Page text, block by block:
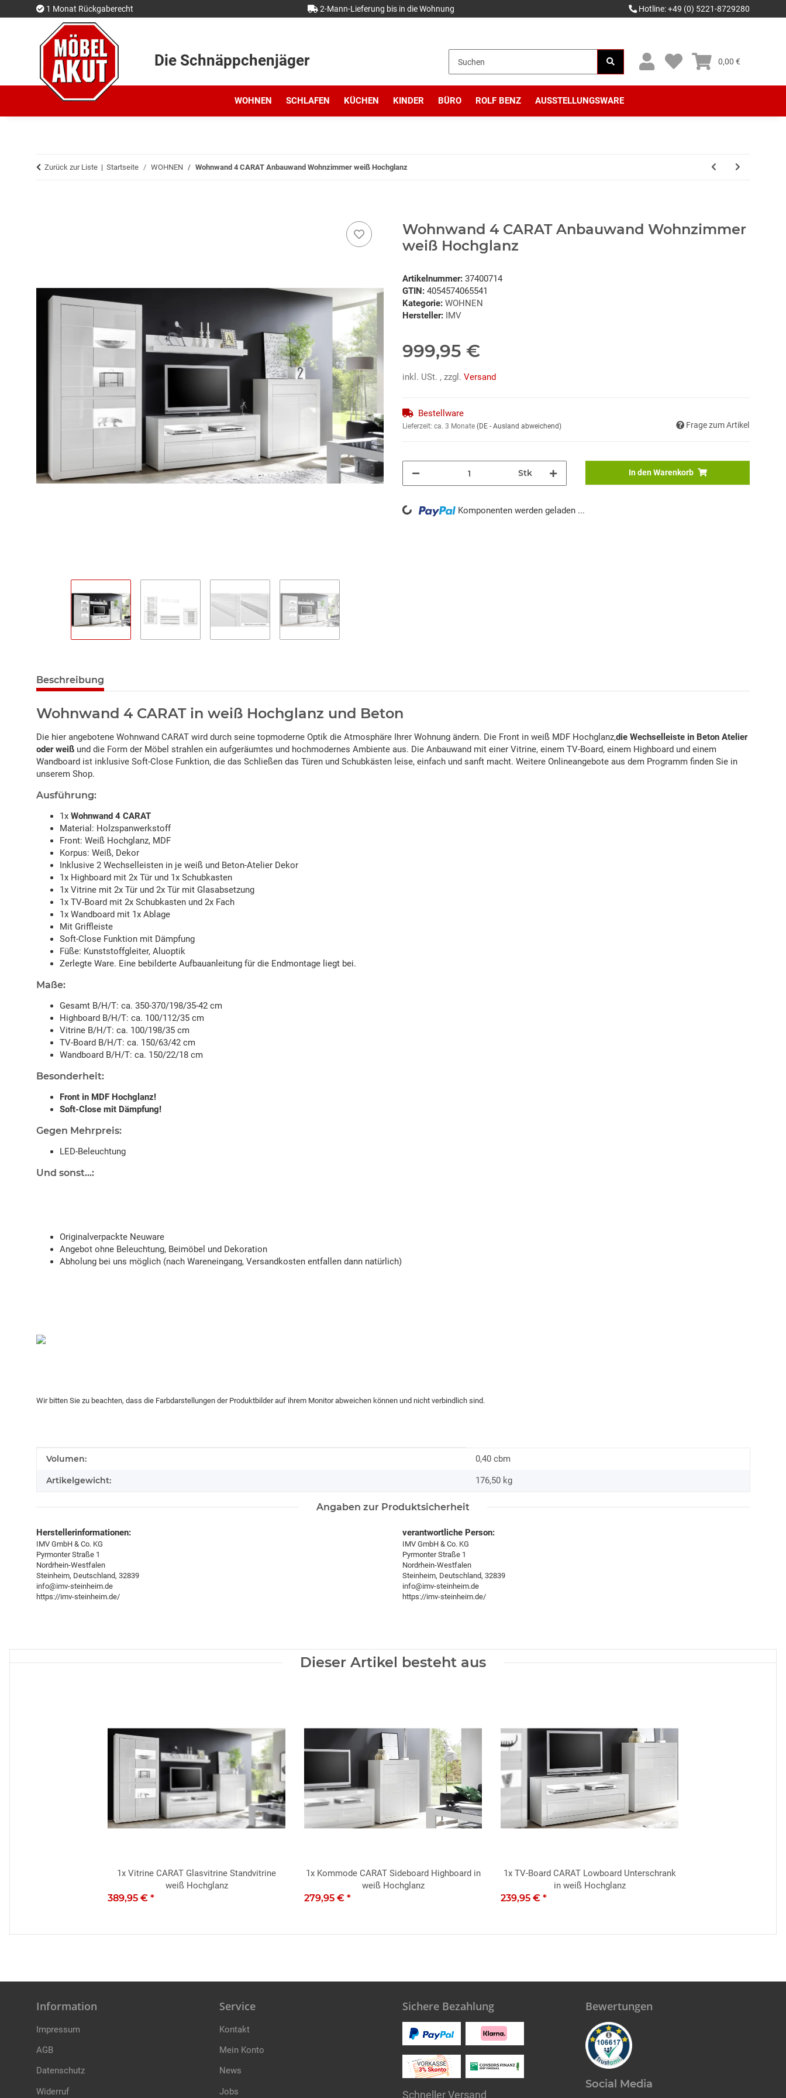
1 Monat Rückgaberecht 2-Mann-Lieferung bis in die Wohnung Hotline: +49 (0) 5221-8729280
Die Schnäppchenjäger 0,00 €
WOHNEN SCHLAFEN KÜCHEN KINDER BÜRO ROLF BENZ AUSSTELLUNGSWARE
Zurück zur Liste Startseite WOHNEN Wohnwand 4 CARAT Anbauwand Wohnzimmer weiß Hochglanz
Wohnwand 4 CARAT Anbauwand Wohnzimmer
weiß Hochglanz
Artikelnummer: 37400714
GTIN: 4054574065541
Kategorie: WOHNEN
Hersteller: IMV
999,95 €
inkl. USt. , zzgl. Versand
Bestellware
Lieferzeit: ca. 3 Monate (DE - Ausland abweichend) Frage zum Artikel
Stk In den Warenkorb
Loading... Komponenten werden geladen ...
Beschreibung
Wohnwand 4 CARAT in weiß Hochglanz und Beton
Die hier angebotene Wohnwand CARAT wird durch seine topmoderne Optik die Atmosphäre Ihrer Wohnung ändern. Die Front in weiß MDF Hochglanz,die Wechselleiste in Beton Atelier
oder weiß und die Form der Möbel strahlen ein aufgeräumtes und hochmodernes Ambiente aus. Die Anbauwand mit einer Vitrine, einem TV-Board, einem Highboard und einem
Wandboard ist inklusive Soft-Close Funktion, die das Schließen das Türen und Schubkästen leise, einfach und sanft macht. Weitere Onlineangebote aus dem Programm finden Sie in
unserem Shop.
Ausführung:
1x Wohnwand 4 CARAT
Material: Holzspanwerkstoff
Front: Weiß Hochglanz, MDF
Korpus: Weiß, Dekor
Inklusive 2 Wechselleisten in je weiß und Beton-Atelier Dekor
1x Highboard mit 2x Tür und 1x Schubkasten
1x Vitrine mit 2x Tür und 2x Tür mit Glasabsetzung
1x TV-Board mit 2x Schubkasten und 2x Fach
1x Wandboard mit 1x Ablage
Mit Griffleiste
Soft-Close Funktion mit Dämpfung
Füße: Kunststoffgleiter, Aluoptik
Zerlegte Ware. Eine bebilderte Aufbauanleitung für die Endmontage liegt bei.
Maße:
Gesamt B/H/T: ca. 350-370/198/35-42 cm
Highboard B/H/T: ca. 100/112/35 cm
Vitrine B/H/T: ca. 100/198/35 cm
TV-Board B/H/T: ca. 150/63/42 cm
Wandboard B/H/T: ca. 150/22/18 cm
Besonderheit:
Front in MDF Hochglanz!
Soft-Close mit Dämpfung!
Gegen Mehrpreis:
LED-Beleuchtung
Und sonst...:
Originalverpackte Neuware
Angebot ohne Beleuchtung, Beimöbel und Dekoration
Abholung bei uns möglich (nach Wareneingang, Versandkosten entfallen dann natürlich)
Wir bitten Sie zu beachten, dass die Farbdarstellungen der Produktbilder auf ihrem Monitor abweichen können und nicht verbindlich sind.
Produkteigenschaft
Wert
Volumen: 0,40 cbm
Artikelgewicht: 176,50 kg
Angaben zur Produktsicherheit
Herstellerinformationen:
IMV GmbH & Co. KG
Pyrmonter Straße 1
Nordrhein-Westfalen
Steinheim, Deutschland, 32839
info@imv-steinheim.de
https://imv-steinheim.de/
verantwortliche Person:
IMV GmbH & Co. KG
Pyrmonter Straße 1
Nordrhein-Westfalen
Steinheim, Deutschland, 32839
info@imv-steinheim.de
https://imv-steinheim.de/
Dieser Artikel besteht aus
1x Vitrine CARAT Glasvitrine Standvitrine
weiß Hochglanz
389,95 € *
1x Kommode CARAT Sideboard Highboard in
weiß Hochglanz
279,95 € *
1x TV-Board CARAT Lowboard Unterschrank
in weiß Hochglanz
239,95 € *
Information
Impressum
AGB
Datenschutz
Widerruf
Service
Kontakt
Mein Konto
News
Jobs
Sichere Bezahlung
Schneller Versand
Bewertungen
Social Media